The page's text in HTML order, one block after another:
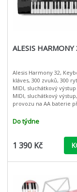
ALESIS HARMONY
Alesis Harmony 32,
kláves, 300 zvuků, 300
MIDI, sluchátkový výstup
MIDI, sluchátkový
provozu na AA baterie přenosný
klávesami od výrobce
Do týdne
1 390 Kč